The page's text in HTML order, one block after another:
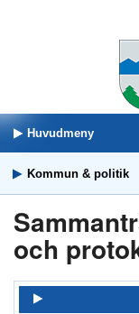
Huvudmeny
Kommun & politik
och